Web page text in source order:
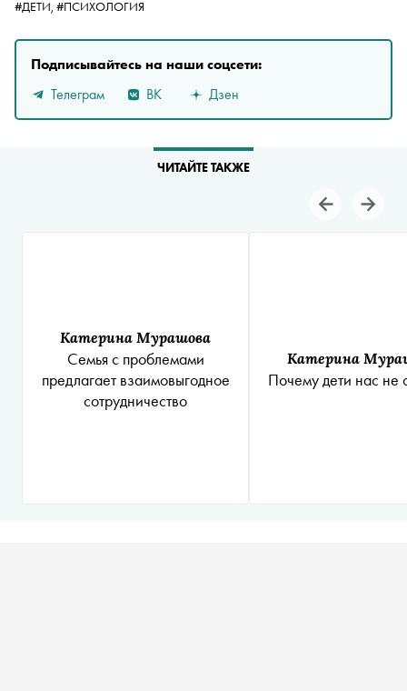
#ДЕТИ, #ПСИХОЛОГИЯ
Подписывайтесь на наши соцсети:
Телеграм
ВК Дзен
ЧИТАЙТЕ ТАКЖЕ
Катерина Мурашова
Семья с проблемами
предлагает взаимовыгодное
сотрудничество
Катерина
Почему дети нас не